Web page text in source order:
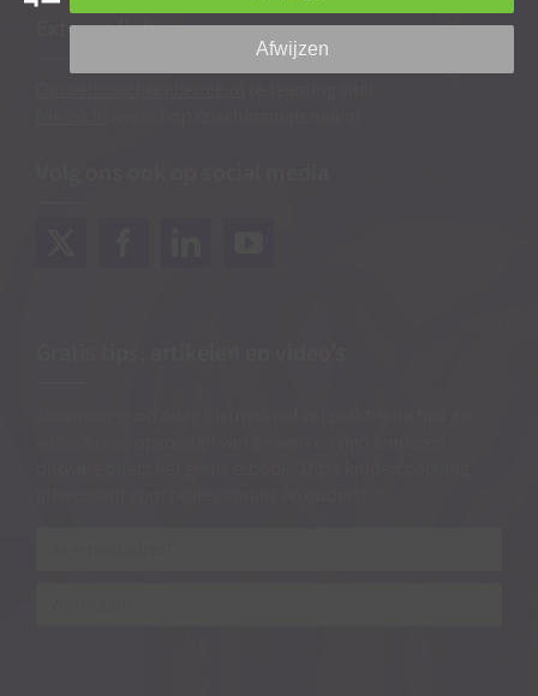
Externe links
Afwijzen